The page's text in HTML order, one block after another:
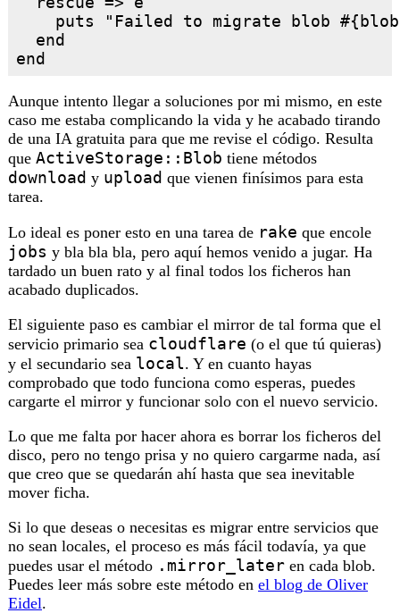
puts "Failed to migrate blob
  end
Aunque intento llegar a soluciones por mi mismo, en este
caso me estaba complicando la vida y he acabado tirando
de una IA gratuita para que me revise el código. Resulta
que ActiveStorage::Blob tiene métodos
download y upload que vienen finísimos para esta
tarea.
Lo ideal es poner esto en una tarea de rake que encole
jobs y bla bla bla, pero aquí hemos venido a jugar. Ha
tardado un buen rato y al final todos los ficheros han
acabado duplicados.
El siguiente paso es cambiar el mirror de tal forma que el
servicio primario sea cloudflare (o el que tú quieras)
y el secundario sea local. Y en cuanto hayas
comprobado que todo funciona como esperas, puedes
cargarte el mirror y funcionar solo con el nuevo servicio.
Lo que me falta por hacer ahora es borrar los ficheros del
disco, pero no tengo prisa y no quiero cargarme nada, así
que creo que se quedarán ahí hasta que sea inevitable
mover ficha.
Si lo que deseas o necesitas es migrar entre servicios que
no sean locales, el proceso es más fácil todavía, ya que
puedes usar el método .mirror_later en cada blob.
Puedes leer más sobre este método en el blog de Oliver
Eidel.